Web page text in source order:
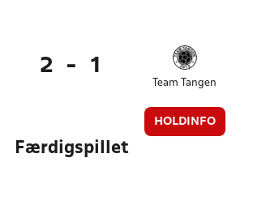
2 - 1
Team Tangen
HOLDINFO
Færdigspillet